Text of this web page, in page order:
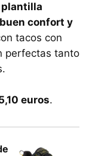
plantilla
confort y
tacos con
perfectas tanto
euros.